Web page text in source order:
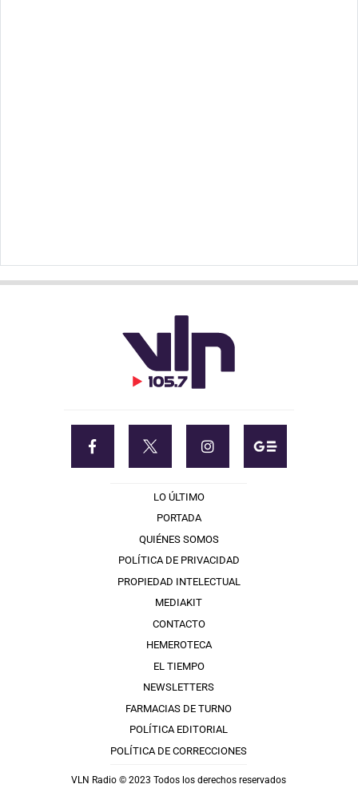
LO ÚLTIMO
PORTADA
QUIÉNES SOMOS
POLÍTICA DE PRIVACIDAD
PROPIEDAD INTELECTUAL
MEDIAKIT
CONTACTO
HEMEROTECA
EL TIEMPO
NEWSLETTERS
FARMACIAS DE TURNO
POLÍTICA EDITORIAL
POLÍTICA DE CORRECCIONES
VLN Radio © 2023 Todos los derechos reservados